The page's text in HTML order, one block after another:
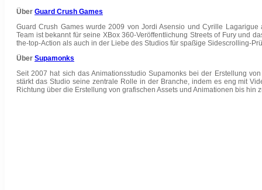
Über Guard Crush Games
Guard Crush Games wurde 2009 von Jordi Asensio und Cyrille
Team ist bekannt für seine XBox 360-Veröffentlichung Streets of Fury und
the-top-Action als auch in der Liebe des Studios für spaßige Sidescrolling-
Über Supamonks
Seit 2007 hat sich das Animationsstudio Supamonks bei der Erstellung
stärkt das Studio seine zentrale Rolle in der Branche, indem es eng mit
Richtung über die Erstellung von grafischen Assets und Animationen bis hin